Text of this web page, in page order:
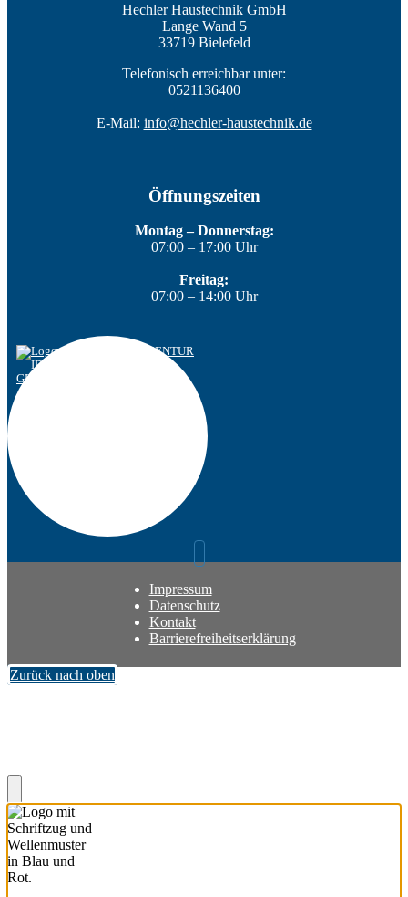
Hechler Haustechnik GmbH
Lange Wand 5
33719 Bielefeld
Telefonisch erreichbar unter:
0521136400
E-Mail: info@hechler-haustechnik.de
Öffnungszeiten
Montag – Donnerstag:
07:00 – 17:00 Uhr
Freitag:
07:00 – 14:00 Uhr
Impressum
Datenschutz
Kontakt
Barrierefreiheitserklärung
Zurück nach oben